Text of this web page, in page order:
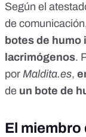
Según el
de
botes de humo
lacrimógenos.
por Maldita.es,
de un bote de
El miembro